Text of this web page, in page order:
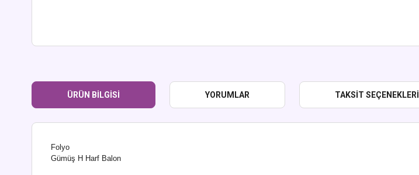
ÜRÜN BILGISI YORUMLAR TAKSIT SEÇENEKLERI
Folyo
Gümüş H Harf Balon